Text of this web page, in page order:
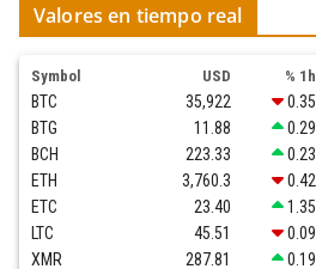
Valores en tiempo real
Symbol USD % 1h
BTC 35,922 0.35
BTG
11.88 0.29
BCH
223.33 0.23
ETH
3,760.3 0.42
ETC
23.40 1.35
LTC
45.51 0.09
XMR
287.81 0.19